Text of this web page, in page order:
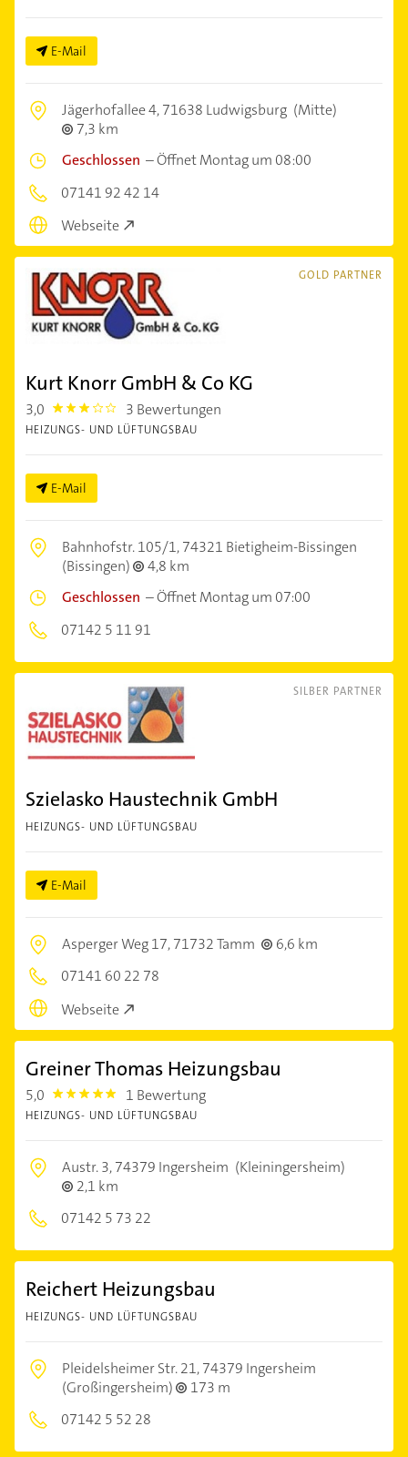
E-Mail
Jägerhofallee 4,71638 Ludwigsburg (Mitte)
7,3 km
Geschlossen –Öffnet Montag um 08:00
07141 92 42 14
Webseite
GOLD PARTNER
Kurt Knorr GmbH & Co KG
3,0 3.0 3 Bewertungen
HEIZUNGS- UND LÜFTUNGSBAU
E-Mail
Bahnhofstr. 105/1,74321 Bietigheim-Bissingen
(Bissingen)
4,8 km
Geschlossen –Öffnet Montag um 07:00
07142 5 11 91
SILBER PARTNER
Szielasko Haustechnik GmbH
HEIZUNGS- UND LÜFTUNGSBAU
E-Mail
Asperger Weg 17,71732 Tamm
6,6 km
07141 60 22 78
Webseite
Greiner Thomas Heizungsbau
5,0 5.0 1 Bewertung
HEIZUNGS- UND LÜFTUNGSBAU
Austr. 3,74379 Ingersheim (Kleiningersheim)
2,1 km
07142 5 73 22
Reichert Heizungsbau
HEIZUNGS- UND LÜFTUNGSBAU
Pleidelsheimer Str. 21,74379 Ingersheim
(Großingersheim)
173 m
07142 5 52 28